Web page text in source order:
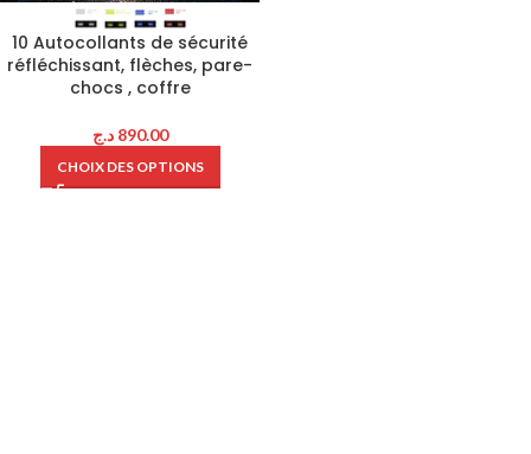
10 Autocollants de sécurité
réfléchissant, flèches, pare-
chocs , coffre
890.00 د.ج
CHOIX DES OPTIONS